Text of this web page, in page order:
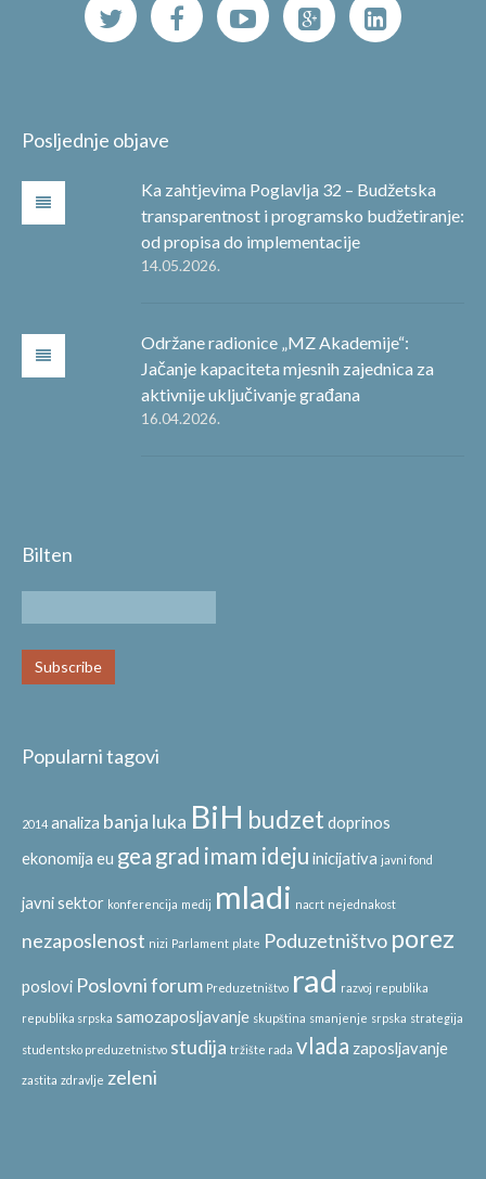
Posljednje objave
Ka zahtjevima Poglavlja 32 – Budžetska
transparentnost i programsko budžetiranje:
od propisa do implementacije
14.05.2026.
Održane radionice „MZ Akademije“:
Jačanje kapaciteta mjesnih zajednica za
aktivnije uključivanje građana
16.04.2026.
Bilten
Popularni tagovi
2014 analiza banja luka BiH budzet doprinos
ekonomija eu gea grad imam ideju inicijativa javni fond
javni sektor konferencija medij mladi nacrt nejednakost
nezaposlenost nizi Parlament plate Poduzetništvo porez
poslovi Poslovni forum Preduzetništvo rad razvoj republika
republika srpska samozaposljavanje skupština smanjenje srpska strategija
studentsko preduzetnistvo studija tržište rada vlada zaposljavanje
zastita zdravlje zeleni